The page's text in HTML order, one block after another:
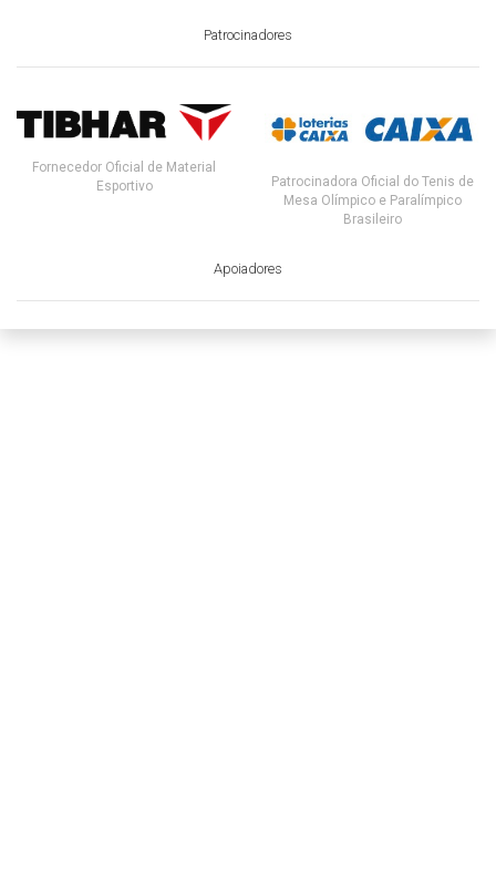
Patrocinadores
Fornecedor Oficial de Material
Esportivo
Patrocinadora Oficial do Tenis de
Mesa Olímpico e Paralímpico
Brasileiro
Apoiadores